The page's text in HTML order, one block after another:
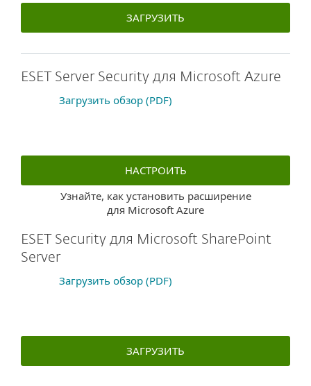
ЗАГРУЗИТЬ
ESET Server Security для Microsoft Azure
Загрузить обзор (PDF)
НАСТРОИТЬ
Узнайте, как установить расширение
для Microsoft Azure
ESET Security для Microsoft SharePoint
Server
Загрузить обзор (PDF)
ЗАГРУЗИТЬ